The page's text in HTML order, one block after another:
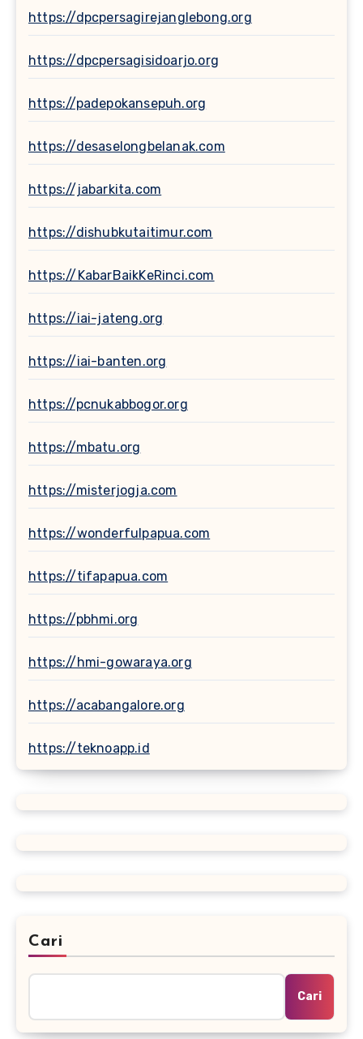
https://dpcpersagirejanglebong.org
https://dpcpersagisidoarjo.org
https://padepokansepuh.org
https://desaselongbelanak.com
https://jabarkita.com
https://dishubkutaitimur.com
https://KabarBaikKeRinci.com
https://iai-jateng.org
https://iai-banten.org
https://pcnukabbogor.org
https://mbatu.org
https://misterjogja.com
https://wonderfulpapua.com
https://tifapapua.com
https://pbhmi.org
https://hmi-gowaraya.org
https://acabangalore.org
https://teknoapp.id
Cari
Cari